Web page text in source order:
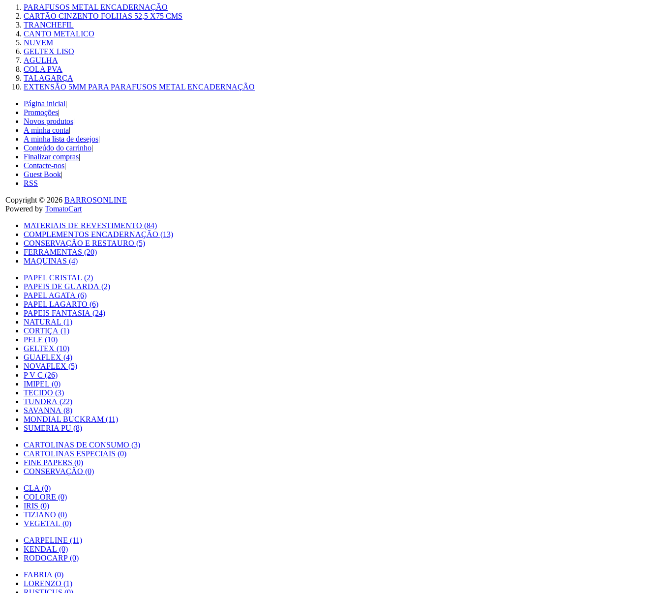
PARAFUSOS METAL ENCADERNAÇÃO
CARTÃO CINZENTO FOLHAS 52,5 X75 CMS
TRANCHEFIL
CANTO METALICO
NUVEM
GELTEX LISO
AGULHA
COLA PVA
TALAGARÇA
EXTENSÃO 5MM PARA PARAFUSOS METAL ENCADERNAÇÃO
Página inicial|
Promoções|
Novos produtos|
A minha conta|
A minha lista de desejos|
Conteúdo do carrinho|
Finalizar compras|
Contacte-nos|
Guest Book|
RSS
Copyright © 2026 BARROSONLINE
Powered by TomatoCart
MATERIAIS DE REVESTIMENTO (84)
COMPLEMENTOS ENCADERNAÇÃO (13)
CONSERVAÇÃO E RESTAURO (5)
FERRAMENTAS (20)
MAQUINAS (4)
PAPEL CRISTAL (2)
PAPEIS DE GUARDA (2)
PAPEL AGATA (6)
PAPEL LAGARTO (6)
PAPEIS FANTASIA (24)
NATURAL (1)
CORTIÇA (1)
PELE (10)
GELTEX (10)
GUAFLEX (4)
NOVAFLEX (5)
P V C (26)
IMIPEL (0)
TECIDO (3)
TUNDRA (22)
SAVANNA (8)
MONDIAL BUCKRAM (11)
SUMERIA PU (8)
CARTOLINAS DE CONSUMO (3)
CARTOLINAS ESPECIAIS (0)
FINE PAPERS (0)
CONSERVAÇÃO (0)
CLA (0)
COLORE (0)
IRIS (0)
TIZIANO (0)
VEGETAL (0)
CARPELINE (11)
KENDAL (0)
RODOCARP (0)
FABRIA (0)
LORENZO (1)